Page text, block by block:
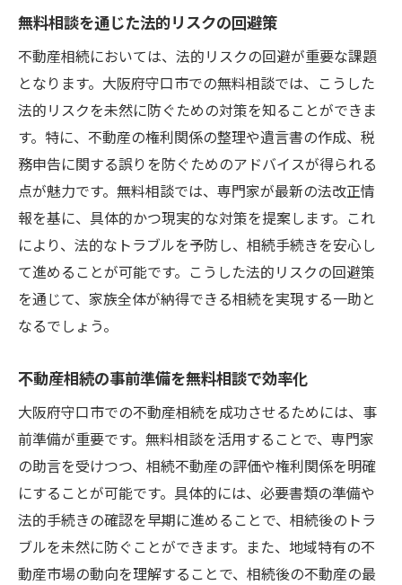
無料相談を通じた法的リスクの回避策
不動産相続においては、法的リスクの回避が重要な課題
となります。大阪府守口市での無料相談では、こうした
法的リスクを未然に防ぐための対策を知ることができま
す。特に、不動産の権利関係の整理や遺言書の作成、税
務申告に関する誤りを防ぐためのアドバイスが得られる
点が魅力です。無料相談では、専門家が最新の法改正情
報を基に、具体的かつ現実的な対策を提案します。これ
により、法的なトラブルを予防し、相続手続きを安心し
て進めることが可能です。こうした法的リスクの回避策
を通じて、家族全体が納得できる相続を実現する一助と
なるでしょう。
不動産相続の事前準備を無料相談で効率化
大阪府守口市での不動産相続を成功させるためには、事
前準備が重要です。無料相談を活用することで、専門家
の助言を受けつつ、相続不動産の評価や権利関係を明確
にすることが可能です。具体的には、必要書類の準備や
法的手続きの確認を早期に進めることで、相続後のトラ
ブルを未然に防ぐことができます。また、地域特有の不
動産市場の動向を理解することで、相続後の不動産の最